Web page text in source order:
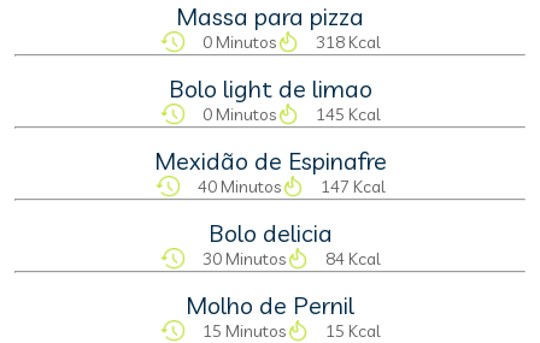
Massa para pizza
0 Minutos 318 Kcal
Bolo light de limao
0 Minutos 145 Kcal
Mexidão de Espinafre
40 Minutos 147 Kcal
Bolo delicia
30 Minutos 84 Kcal
Molho de Pernil
15 Minutos 15 Kcal